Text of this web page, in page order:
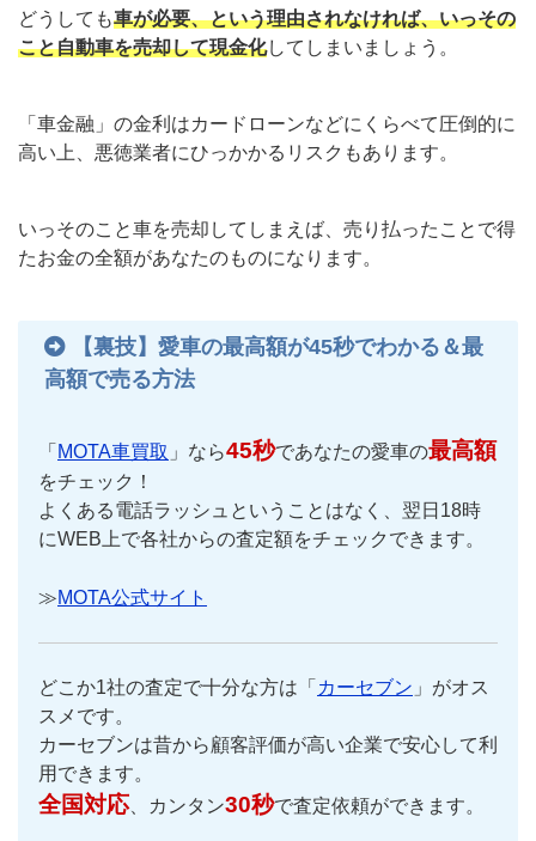
どうしても車が必要、という理由されなければ、いっその
こと自動車を売却して現金化してしまいましょう。
「車金融」の金利はカードローンなどにくらべて圧倒的に
高い上、悪徳業者にひっかかるリスクもあります。
いっそのこと車を売却してしまえば、売り払ったことで得
たお金の全額があなたのものになります。
【裏技】愛車の最高額が45秒でわかる＆最
高額で売る方法
「 MOTA車買取 」なら45秒であなたの愛車の最高額
をチェック！
よくある電話ラッシュということはなく、翌日18時
にWEB上で各社からの査定額をチェックできます。
≫MOTA公式サイト
どこか1社の査定で十分な方は「 カーセブン 」がオス
スメです。
カーセブンは昔から顧客評価が高い企業で安心して利
用できます。
全国対応、カンタン30秒で査定依頼ができます。